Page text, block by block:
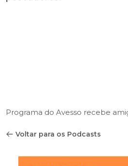
Programa do Avesso recebe
Voltar para os Podcasts